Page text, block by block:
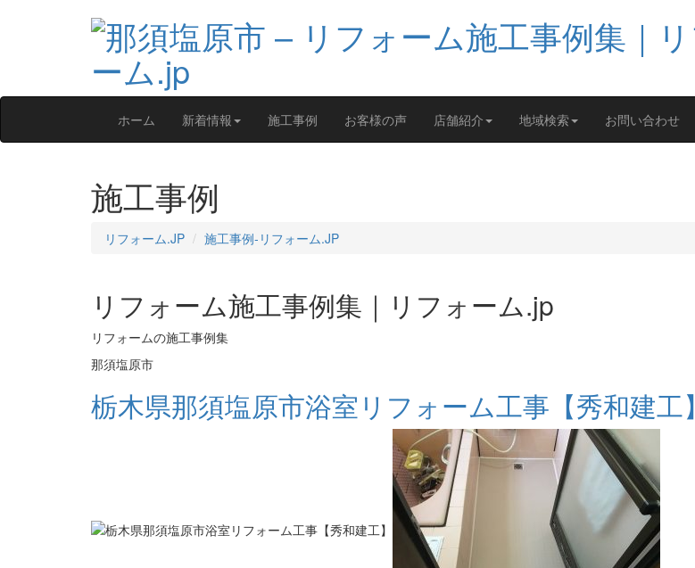
ホーム 新着情報 施工事例 お客様の声 店舗紹介 地域検索 お問い合わせ
施工事例
リフォーム.JP 施工事例‐リフォーム.JP
リフォーム施工事例集｜リフォーム.jp
リフォームの施工事例集
那須塩原市
栃木県那須塩原市浴室リフォーム工事【秀和建工】